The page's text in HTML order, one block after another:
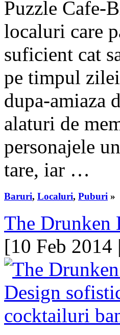
Puzzle Cafe-
localuri care
suficient cat
pe timpul
dupa-amiaza
alaturi de
personajele
tare, iar …
Baruri, Localuri, Puburi »
The Drunken
[10 Feb 2014